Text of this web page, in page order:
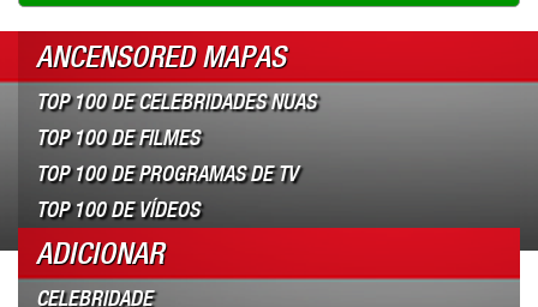
ANCENSORED MAPAS
TOP 100 DE CELEBRIDADES NUAS
TOP 100 DE FILMES
TOP 100 DE PROGRAMAS DE TV
TOP 100 DE VÍDEOS
ADICIONAR
CELEBRIDADE